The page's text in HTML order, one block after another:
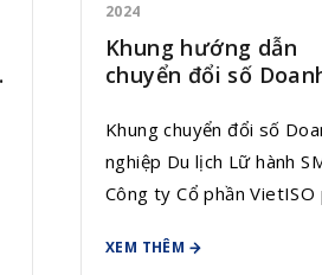
2024
Khung hướng dẫn
chuyển đổi số
Khung chuyển đổi số
nghiệp Du lịch Lữ hành
Công ty Cổ phần VietISO
và Dịch vụ Công nghệ
XEM THÊM